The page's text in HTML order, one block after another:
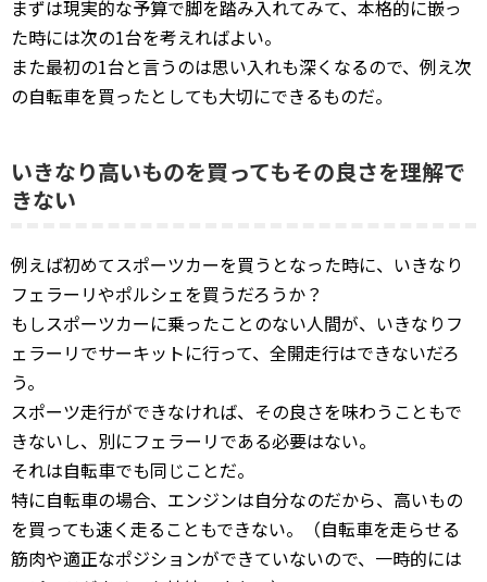
まずは現実的な予算で脚を踏み入れてみて、本格的に嵌っ
た時には次の1台を考えればよい。
また最初の1台と言うのは思い入れも深くなるので、例え次
の自転車を買ったとしても大切にできるものだ。
いきなり高いものを買ってもその良さを理解で
きない
例えば初めてスポーツカーを買うとなった時に、いきなり
フェラーリやポルシェを買うだろうか？
もしスポーツカーに乗ったことのない人間が、いきなりフ
ェラーリでサーキットに行って、全開走行はできないだろ
う。
スポーツ走行ができなければ、その良さを味わうこともで
きないし、別にフェラーリである必要はない。
それは自転車でも同じことだ。
特に自転車の場合、エンジンは自分なのだから、高いもの
を買っても速く走ることもできない。（自転車を走らせる
筋肉や適正なポジションができていないので、一時的には